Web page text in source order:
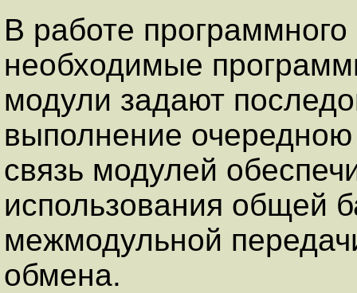
В работе программного
необходимые
модули задают
выполнение
связь модулей
использования общей
межмодульной
обмена.